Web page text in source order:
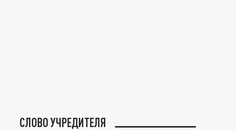
СЛОВО УЧРЕДИТЕЛЯ